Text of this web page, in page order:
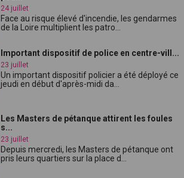
24 juillet
Face au risque élevé d'incendie, les gendarmes
de la Loire multiplient les patro...
Important dispositif de police en centre-vill...
23 juillet
Un important dispositif policier a été déployé ce
jeudi en début d'après-midi da...
Les Masters de pétanque attirent les foules
s...
23 juillet
Depuis mercredi, les Masters de pétanque ont
pris leurs quartiers sur la place d...